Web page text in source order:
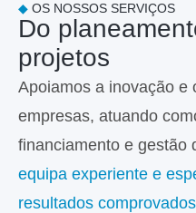
◆ OS NOSSOS SERVIÇOS
Do
projetos
Apoiamos a inovação e
empresas, atuando
financiamento e
equipa experiente e
resultados